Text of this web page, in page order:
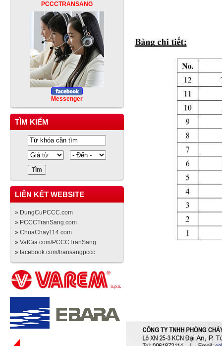
PCCCTRANSANG
Messenger
TÌM KIẾM
LIÊN KẾT WEBSITE
» DungCuPCCC.com
» PCCCTranSang.com
» ChuaChay114.com
» VatGia.com/PCCCTranSang
» facebook.com/transangpccc